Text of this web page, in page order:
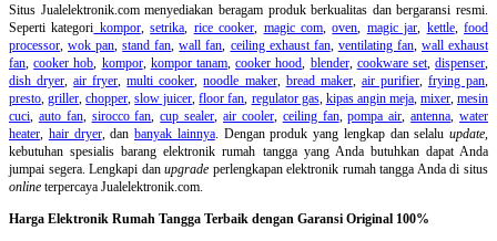
Situs Jualelektronik.com menyediakan beragam produk berkualitas dan bergaransi resmi.
Seperti kategori kompor,setrika, rice cooker, magic com,oven, magic jar, kettle,food
processor,wok pan,stand fan,wall fan, ceiling exhaust fan, ventilating fan, wall exhaust
fan,cooker hob, kompor, kompor tanam,cooker hood, blender, cookware set,dispenser,
dish dryer,air fryer,multi cooker,noodle maker, bread maker, air purifier, frying pan,
presto,griller,chopper,slow juicer,floor fan, regulator gas, kipas angin meja, mixer,mesin
cuci, auto fan, sirocco fan,cup sealer,air cooler, ceiling fan,pompa air,antenna,water
heater, hair dryer, dan banyak lainnya. Dengan produk yang lengkap dan selalu update,
kebutuhan spesialis barang elektronik rumah tangga yang Anda butuhkan dapat Anda
jumpai segera. Lengkapi danupgrade perlengkapan elektronik rumah tangga Anda di situs
online terpercaya Jualelektronik.com.
Harga Elektronik Rumah Tangga Terbaik dengan Garansi Original 100%